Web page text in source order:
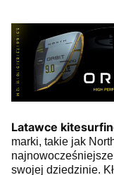
Latawce
marki, takie jak
swojej dziedzinie.